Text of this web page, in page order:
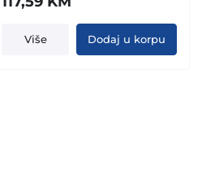
Više Dodaj u korpu